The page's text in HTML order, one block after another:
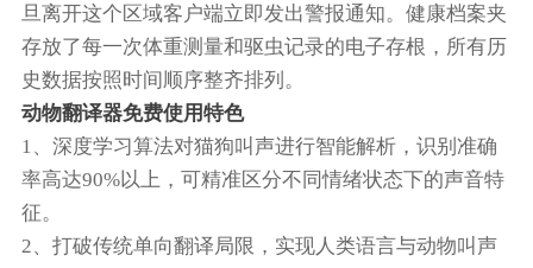
旦离开这个区域客户端立即发出警报通知。健康档案夹
存放了每一次体重测量和驱虫记录的电子存根，所有历
史数据按照时间顺序整齐排列。
动物翻译器免费使用特色
1、深度学习算法对猫狗叫声进行智能解析，识别准确
率高达90%以上，可精准区分不同情绪状态下的声音特
征。
2、打破传统单向翻译局限，实现人类语言与动物叫声